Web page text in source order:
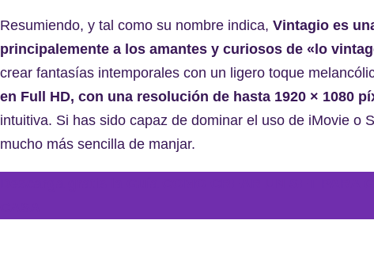
Resumiendo, y tal como su nombre indica, Vintagio es
principalemente a los amantes y curiosos de «lo
crear fantasías intemporales con un ligero toque
en Full HD, con una resolución de hasta 1920 × 1080
intuitiva. Si has sido capaz de dominar el uso de iMovie o
mucho más sencilla de manjar.